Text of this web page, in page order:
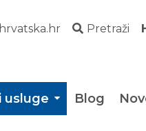
Pretraži
usluge Blog